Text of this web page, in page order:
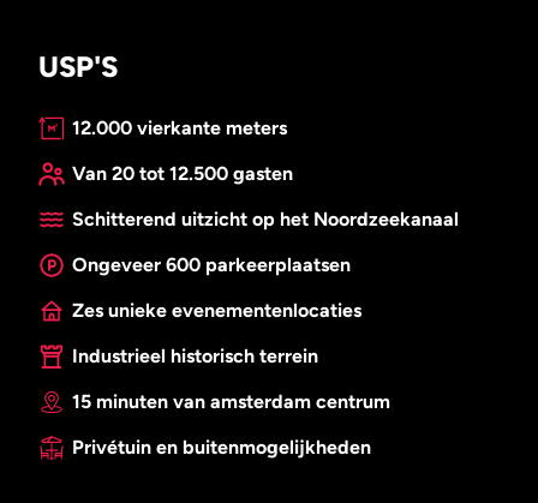
USP'S
12.000 vierkante meters
Van 20 tot 12.500 gasten
Schitterend uitzicht op het Noordzeekanaal
Ongeveer 600 parkeerplaatsen
Zes unieke evenementenlocaties
Industrieel historisch terrein
15 minuten van amsterdam centrum
Privétuin en buitenmogelijkheden